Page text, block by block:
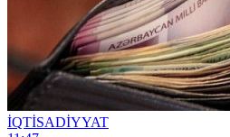
İQTİSADİYYAT